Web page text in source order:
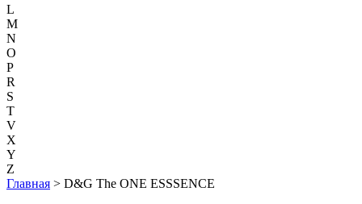
L
M
N
O
P
R
S
T
V
X
Y
Z
Главная > D&G The ONE ESSSENCE